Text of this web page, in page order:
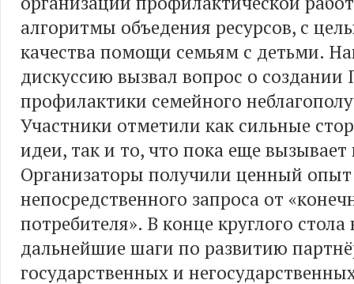
алгоритмы объедения ресурсов, с
качества помощи семьям с детьми.
дискуссию вызвал вопрос о создании
профилактики семейного
Участники отметили как сильные
идеи, так и то, что пока еще
Организаторы получили ценный опыт
непосредственного запроса от
потребителя». В конце круглого
дальнейшие шаги по развитию
государственных и